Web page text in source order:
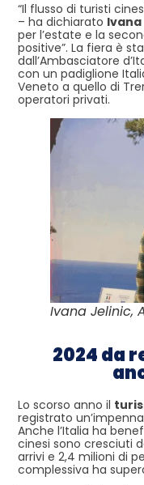
“Il flusso di turisti
– ha dichiarato
per l’estate e la
positive”. La fiera è
dall’Ambasciatore
con un padiglione
Veneto a quello di
operatori privati.
Ivana Jelinic,
2024 da
Lo scorso anno il
registrato
Anche l’Italia ha
cinesi sono cresciuti
arrivi e 2,4 milioni di
complessiva ha